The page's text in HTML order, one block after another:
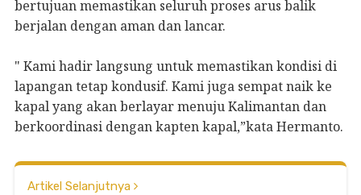
bertujuan memastikan seluruh proses arus balik
berjalan dengan aman dan lancar.
" Kami hadir langsung untuk memastikan kondisi di
lapangan tetap kondusif. Kami juga sempat naik ke
kapal yang akan berlayar menuju Kalimantan dan
berkoordinasi dengan kapten kapal,”kata Hermanto.
Artikel Selanjutnya